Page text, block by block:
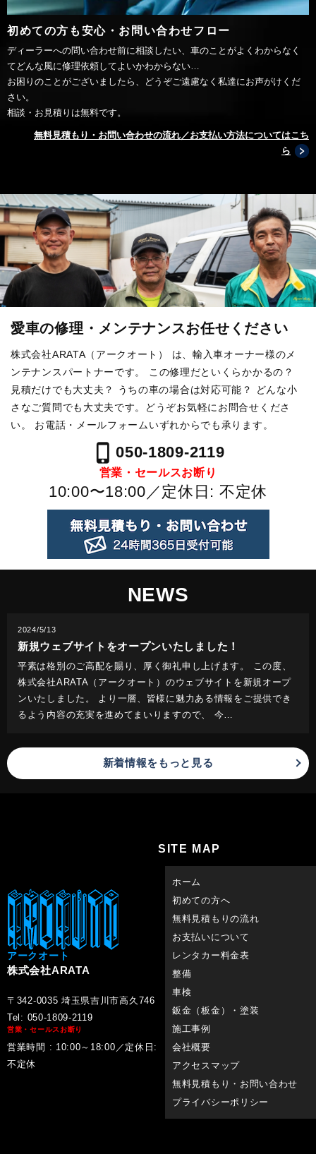
初めての方も安心・お問い合わせフロー
ディーラーへの問い合わせ前に相談したい、車のことがよくわからなく
てどんな風に修理依頼してよいかわからない…
お困りのことがございましたら、どうぞご遠慮なく私達にお声がけくだ
さい。
相談・お見積りは無料です。
無料見積もり・お問い合わせの流れ／お支払い方法についてはこち
ら
愛車の修理・メンテナンスお任せください
株式会社ARATA（アークオート） は、輸入車オーナー様のメ
ンテナンスパートナーです。
この修理だといくらかかるの？
見積だけでも大丈夫？ うちの車の場合は対応可能？
どんな小
さなご質問でも大丈夫です。どうぞお気軽にお問合せくださ
い。
お電話・メールフォームいずれからでも承ります。
phone_iphone 050-1809-2119
営業・セールスお断り
10:00〜18:00／定休日: 不定休
NEWS
2024/5/13
新規ウェブサイトをオープンいたしました！
平素は格別のご高配を賜り、厚く御礼申し上げます。 この度、
株式会社ARATA（アークオート）のウェブサイトを新規オープ
ンいたしました。 より一層、皆様に魅力ある情報をご提供でき
るよう内容の充実を進めてまいりますので、 今…
新着情報をもっと見る
アークオート
株式会社ARATA
〒342-0035 埼玉県吉川市高久746
Tel: 050-1809-2119
営業・セールスお断り
営業時間 : 10:00～18:00／定休日:
不定休
SITE MAP
ホーム
初めての方へ
無料見積もりの流れ
お支払いについて
レンタカー料金表
整備
車検
鈑金（板金）・塗装
施工事例
会社概要
アクセスマップ
無料見積もり・お問い合わせ
プライバシーポリシー